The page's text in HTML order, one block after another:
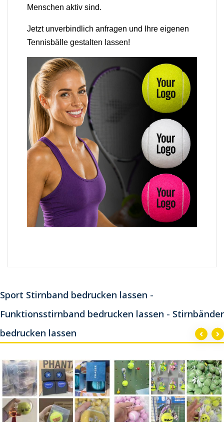
Menschen aktiv sind.
Jetzt unverbindlich anfragen und Ihre eigenen
Tennisbälle gestalten lassen!
Sport Stirnband bedrucken lassen -
Funktionsstirnband bedrucken lassen - Stirnbänder
bedrucken lassen